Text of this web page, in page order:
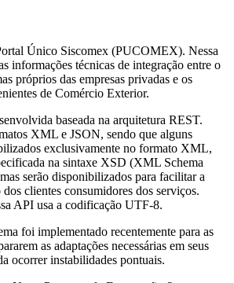
Único Siscomex (PUCOMEX). Nessa
informações técnicas de integração entre o
próprios das empresas privadas e os
de Comércio Exterior.
baseada na arquitetura REST.
XML e JSON, sendo que alguns
exclusivamente no formato XML,
na sintaxe XSD (XML Schema
serão disponibilizados para facilitar a
clientes consumidores dos serviços.
API usa a codificação UTF-8.
foi implementado recentemente para as
as adaptações necessárias em seus
ocorrer instabilidades pontuais.